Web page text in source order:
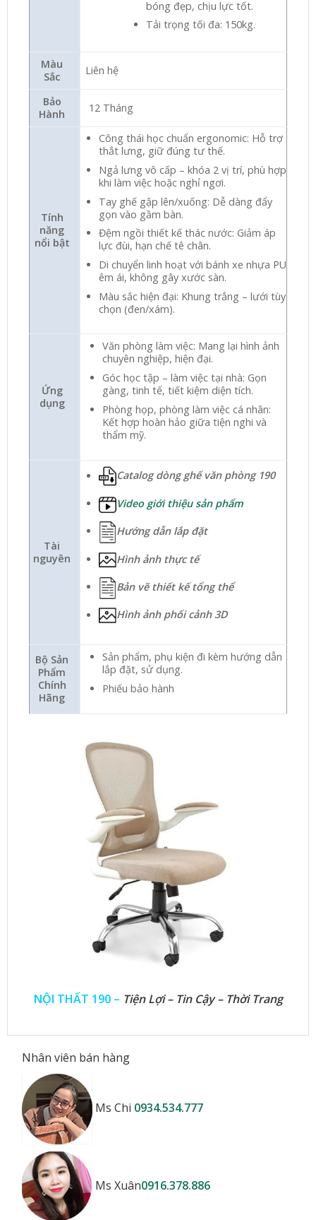
bóng đẹp, chịu lực tốt.
Tải trọng tối đa: 150kg.
Màu
Sắc
Liên hệ
Bảo
Hành
12 Tháng
Tính
năng
nổi bật
Công thái học chuẩn ergonomic: Hỗ trợ
thắt lưng, giữ đúng tư thế.
Ngả lưng vô cấp – khóa 2 vị trí, phù hợp
khi làm việc hoặc nghỉ ngơi.
Tay ghế gập lên/xuống: Dễ dàng đẩy
gọn vào gầm bàn.
Đệm ngồi thiết kế thác nước: Giảm áp
lực đùi, hạn chế tê chân.
Di chuyển linh hoạt với bánh xe nhựa PU
êm ái, không gây xước sàn.
Màu sắc hiện đại: Khung trắng – lưới tùy
chọn (đen/xám).
Ứng
dụng
Văn phòng làm việc: Mang lại hình ảnh
chuyên nghiệp, hiện đại.
Góc học tập – làm việc tại nhà: Gọn
gàng, tinh tế, tiết kiệm diện tích.
Phòng họp, phòng làm việc cá nhân:
Kết hợp hoàn hảo giữa tiện nghi và
thẩm mỹ.
Tài
nguyên
Catalog dòng ghế văn phòng 190
Video giới thiệu sản phẩm
Hướng dẫn lắp đặt
Hình ảnh thực tế
Bản vẽ thiết kế tổng thể
Hình ảnh phối cảnh 3D
Bộ Sản
Phẩm
Chính
Hãng
Sản phẩm, phụ kiện đi kèm hướng dẫn
lắp đặt, sử dụng.
Phiếu bảo hành
NỘI THẤT 190 – Tiện Lợi – Tin Cậy – Thời Trang
Nhân viên bán hàng
Ms Chi 0934.534.777
Ms Xuân0916.378.886